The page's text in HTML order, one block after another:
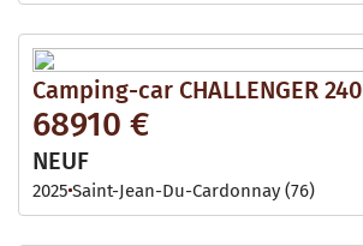
Camping-car CHALLENGER 240
68910 €
NEUF
2025 Saint-Jean-Du-Cardonnay (76)